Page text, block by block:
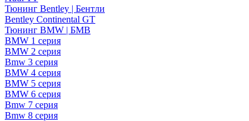
Тюнинг Bentley | Бентли
Bentley Continental GT
Тюнинг BMW | БМВ
BMW 1 серия
BMW 2 серия
Bmw 3 серия
BMW 4 серия
BMW 5 серия
BMW 6 серия
Bmw 7 серия
Bmw 8 серия